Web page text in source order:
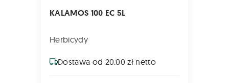
KALAMOS 100 EC 5L
Herbicydy
Dostawa od 20.00 zł netto